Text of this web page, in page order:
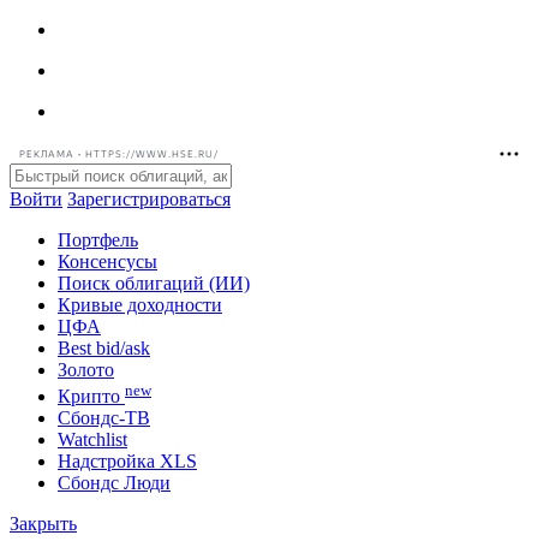
РЕКЛАМА • HTTPS://WWW.HSE.RU/
Войти Зарегистрироваться
Портфель
Консенсусы
Поиск облигаций (ИИ)
Кривые доходности
ЦФА
Best bid/ask
Золото
Крипто new
Сбондс-ТВ
Watchlist
Надстройка XLS
Сбондс Люди
Закрыть